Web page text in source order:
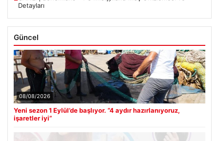
Detayları
Güncel
08/08/2026
Yeni sezon 1 Eylül’de başlıyor. “4 aydır hazırlanıyoruz,
işaretler iyi”